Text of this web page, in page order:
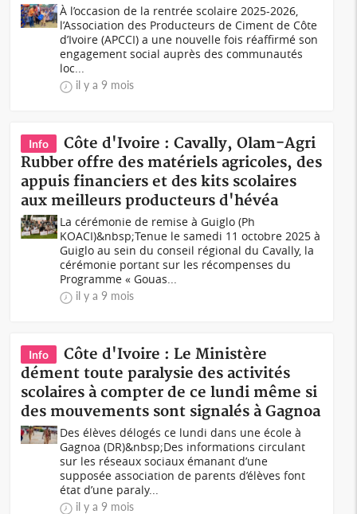
À l’occasion de la rentrée scolaire 2025-2026,
l’Association des Producteurs de Ciment de Côte
d’Ivoire (APCCI) a une nouvelle fois réaffirmé son
engagement social auprès des communautés
loc...
il y a 9 mois
Info
Côte d'Ivoire : Cavally, Olam-Agri
Rubber offre des matériels agricoles, des
appuis financiers et des kits scolaires
aux meilleurs producteurs d'hévéa
La cérémonie de remise à Guiglo (Ph
KOACI)&nbsp;Tenue le samedi 11 octobre 2025 à
Guiglo au sein du conseil régional du Cavally, la
cérémonie portant sur les récompenses du
Programme « Gouas...
il y a 9 mois
Info
Côte d'Ivoire : Le Ministère
dément toute paralysie des activités
scolaires à compter de ce lundi même si
des mouvements sont signalés à Gagnoa
Des élèves délogés ce lundi dans une école à
Gagnoa (DR)&nbsp;Des informations circulant
sur les réseaux sociaux émanant d’une
supposée association de parents d’élèves font
état d’une paraly...
il y a 9 mois